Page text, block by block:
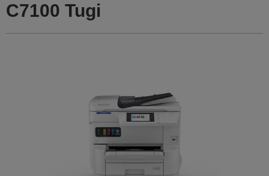
C7100 Tugi